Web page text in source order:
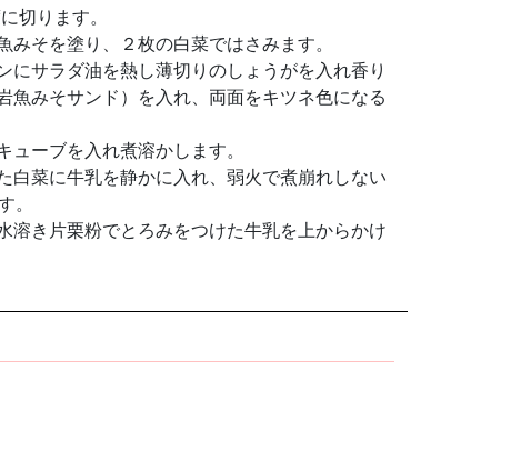
切ります。
みそを塗り、２枚の白菜ではさみます。
にサラダ油を熱し薄切りのしょうがを入れ香り
魚みそサンド）を入れ、両面をキツネ色になる
ューブを入れ煮溶かします。
白菜に牛乳を静かに入れ、弱火で煮崩れしない
。
溶き片栗粉でとろみをつけた牛乳を上からかけ